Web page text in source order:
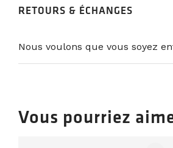
RETOURS & ÉCHANGES
Nous voulons que vous soyez
Vous pourriez